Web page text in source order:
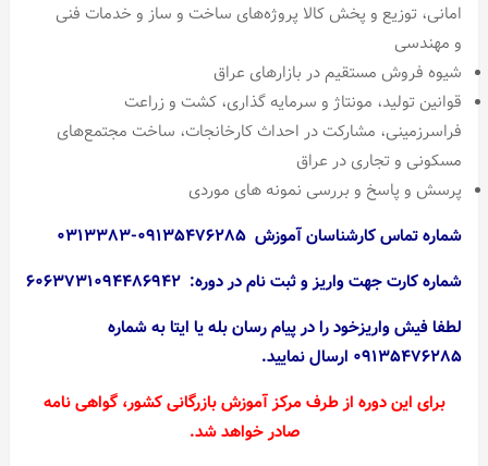
امانی، توزیع و پخش کالا پروژه‌های ساخت و ساز و خدمات فنی
و مهندسی
شیوه فروش مستقیم در بازارهای عراق
قوانین تولید، مونتاژ و سرمایه گذاری، کشت و زراعت
فراسرزمینی، مشارکت در احداث کارخانجات، ساخت مجتمع‌های
مسکونی و تجاری در عراق
پرسش و پاسخ و بررسی نمونه های موردی
شماره تماس کارشناسان آموزش ۰۹۱۳۵۴۷۶۲۸۵-۰۳۱۳۳۸۳
شماره کارت جهت واریز و ثبت نام در دوره: ۶۰۶۳۷۳۱۰۹۴۴۸۶۹۴۲
لطفا فیش واریزخود را در پیام رسان بله یا ایتا به شماره
۰۹۱۳۵۴۷۶۲۸۵ ارسال نمایید.
برای این دوره از طرف مرکز آموزش بازرگانی کشور،‌ گواهی نامه
صادر خواهد شد.